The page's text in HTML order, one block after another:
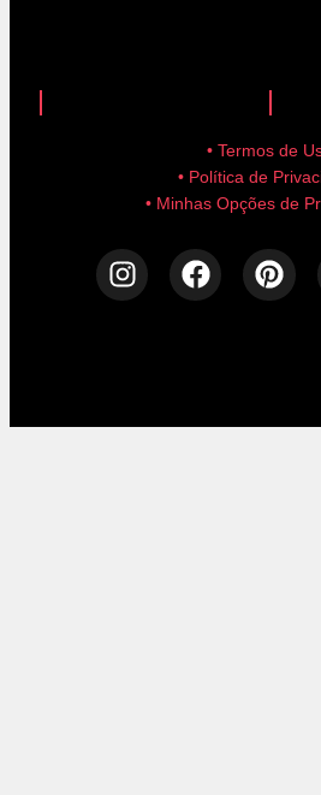
• Termos de
• Política de
• Minhas Opções de